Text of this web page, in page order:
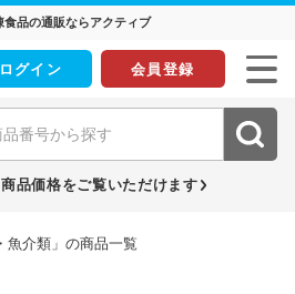
食品の通販ならアクティブ
ログイン 会員登録
品価格をご覧いただけます
魚介類」の商品一覧